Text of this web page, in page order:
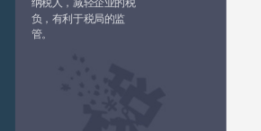
纳税人，减轻企业的税
负，有利于税局的监
管。